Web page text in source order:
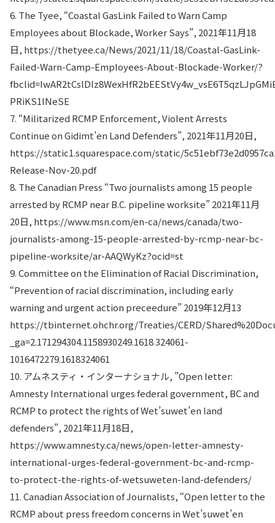
6. The Tyee, “Coastal GasLink Failed to Warn Camp
Employees about Blockade, Worker Says”, 2021年11月18
日, https://thetyee.ca/News/2021/11/18/Coastal-GasLink-
Failed-Warn-Camp-Employees-About-Blockade-Worker/?
PRiKS1lNeSE
7. “Militarized RCMP Enforcement, Violent Arrests
Continue on Gidimt’en Land Defenders”, 2021年11月20日,
https://static1.squarespace.com/static/
Release-Nov-20.pdf
8. The Canadian Press “Two journalists among 15 people
arrested by RCMP near B.C. pipeline worksite” 2021年11月
20日, https://www.msn.com/en-ca/news/canada/two-
journalists-among-15-people-arrested-by-rcmp-near-bc-
pipeline-worksite/ar-AAQWyKz?ocid=st
9. Committee on the Elimination of Racial Discrimination,
“Prevention of racial discrimination, including early
warning and urgent action preceedure” 2019年12月13
https://tbinternet.ohchr.org/Treaties/CERD/
_ga=2.171294304.1158930249.1618 324061-
1016472279.1618324061
10. アムネスティ・インターナショナル, ”Open letter:
Amnesty International urges federal government, BC and
RCMP to protect the rights of Wet’suwet’en land
defenders”, 2021年11月18日,
https://www.amnesty.ca/news/open-letter-amnesty-
international-urges-federal-government-bc-and-rcmp-
to-protect-the-rights-of-wetsuweten-land-defenders/
11. Canadian Association of Journalists, “Open letter to the
RCMP about press freedom concerns in Wet’suwet’en